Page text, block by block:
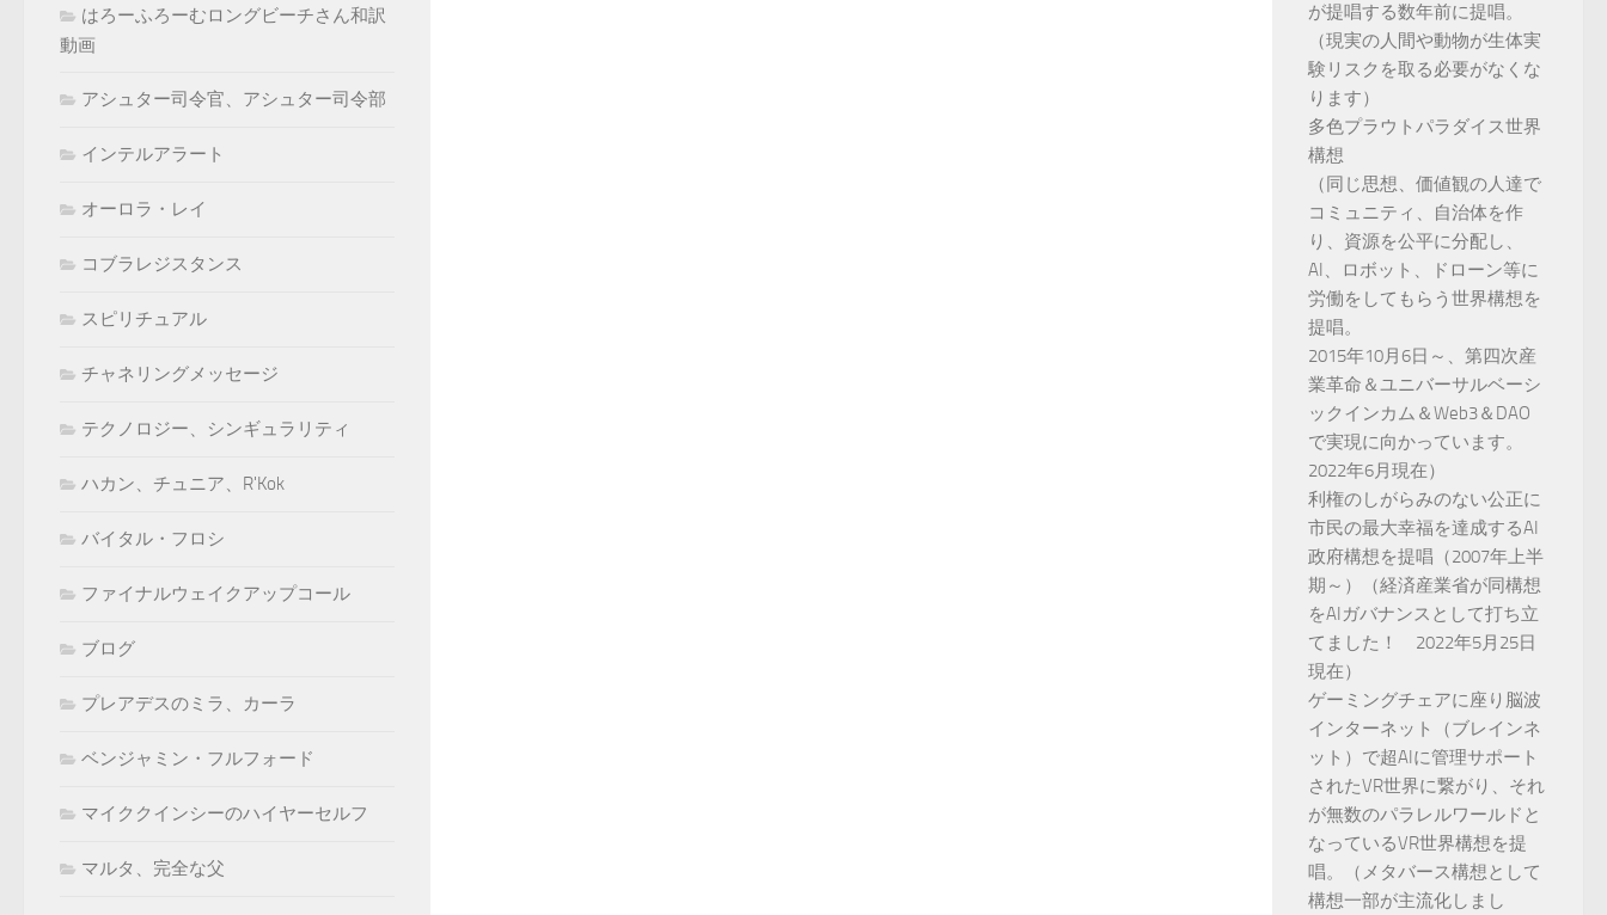
はろーふろーむロングビーチさん和訳
動画
アシュター司令官、アシュター司令部
インテルアラート
オーロラ・レイ
コブラレジスタンス
スピリチュアル
チャネリングメッセージ
テクノロジー、シンギュラリティ
ハカン、チュニア、R'Kok
バイタル・フロシ
ファイナルウェイクアップコール
ブログ
プレアデスのミラ、カーラ
ベンジャミン・フルフォード
マイククインシーのハイヤーセルフ
マルタ、完全な父
が提唱する数年前に提唱。
（現実の人間や動物が生体実
験リスクを取る必要がなくな
ります）
多色プラウトパラダイス世界
構想
（同じ思想、価値観の人達で
コミュニティ、自治体を作
り、資源を公平に分配し、
AI、ロボット、ドローン等に
労働をしてもらう世界構想を
提唱。
2015年10月6日～、第四次産
業革命＆ユニバーサルベーシ
ックインカム＆Web3＆DAO
で実現に向かっています。
2022年6月現在）
利権のしがらみのない公正に
市民の最大幸福を達成するAI
政府構想を提唱（2007年上半
期～）（経済産業省が同構想
をAIガバナンスとして打ち立
てました！ 2022年5月25日
現在）
ゲーミングチェアに座り脳波
インターネット（ブレインネ
ット）で超AIに管理サポート
されたVR世界に繋がり、それ
が無数のパラレルワールドと
なっているVR世界構想を提
唱。（メタバース構想として
構想一部が主流化しまし